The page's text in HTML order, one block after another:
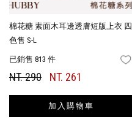
棉花糖 素面木耳邊透膚短版上衣 四
色售 S-L
已銷售 813 件
NT. 290 NT. 261
加入購物車